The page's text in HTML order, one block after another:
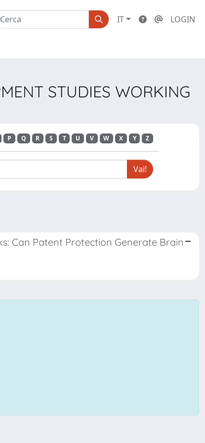
IT LOGIN
STUDIES WORKING
P Q R S T U V W X Y Z
Can Patent Protection Generate Brain